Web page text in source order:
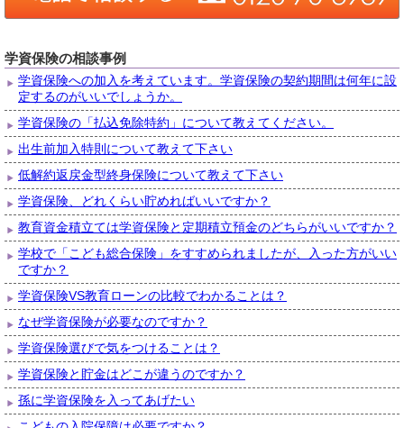
学資保険の相談事例
学資保険への加入を考えています。学資保険の契約期間は何年に設
定するのがいいでしょうか。
学資保険の「払込免除特約」について教えてください。
出生前加入特則について教えて下さい
低解約返戻金型終身保険について教えて下さい
学資保険、どれくらい貯めればいいですか？
教育資金積立ては学資保険と定期積立預金のどちらがいいですか？
学校で「こども総合保険」をすすめられましたが、入った方がいい
ですか？
学資保険VS教育ローンの比較でわかることは？
なぜ学資保険が必要なのですか？
学資保険選びで気をつけることは？
学資保険と貯金はどこが違うのですか？
孫に学資保険を入ってあげたい